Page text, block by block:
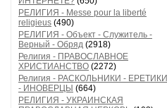
РЕЛИГИЯ - Messe pour la liberté
religieus (490)
РЕЛИГИЯ - Объект - Служитель -
Верный - Обряд (2918)
Религия - ПРАВОСЛАВНОЕ
ХРИСТИАНСТВО (2272)
Религия - РАСКОЛЬНИКИ - ЕРЕТИКИ
- ИНОВЕРЦЫ (664)
РЕЛИГИЯ - УКРАИНСКАЯ